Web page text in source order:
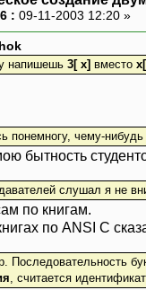
: 09-11-2003 12:20 »
напишешь 3[ x]вместо
понемногу, чему-нибудь
бытность
слушал я не
по книгам.
по ANSI C
Последовательность
, считается